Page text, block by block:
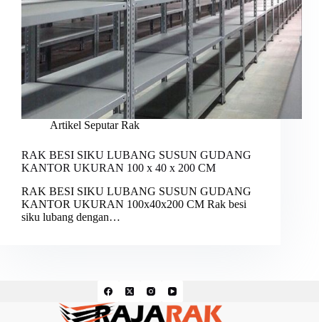
Artikel Seputar Rak
RAK BESI SIKU LUBANG SUSUN GUDANG
KANTOR UKURAN 100 x 40 x 200 CM
RAK BESI SIKU LUBANG SUSUN GUDANG
KANTOR UKURAN 100x40x200 CM Rak besi
siku lubang dengan…